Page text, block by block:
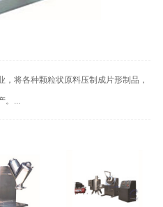
将各种颗粒状原料压制成片形制品，
。...